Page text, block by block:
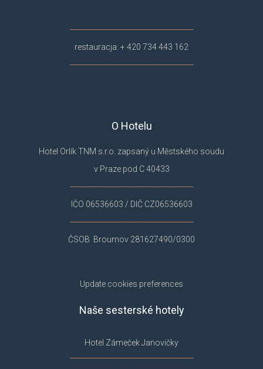
restauracja: + 420 734 443 162
O Hotelu
Hotel Orlík TNM s.r.o. zapsaný u Městského soudu
v Praze pod C 40433
IČO 06536603 / DIČ CZ06536603
ČSOB Broumov 281627490/0300
Update cookies preferences
Naše sesterské hotely
Hotel Zámeček Janovičky